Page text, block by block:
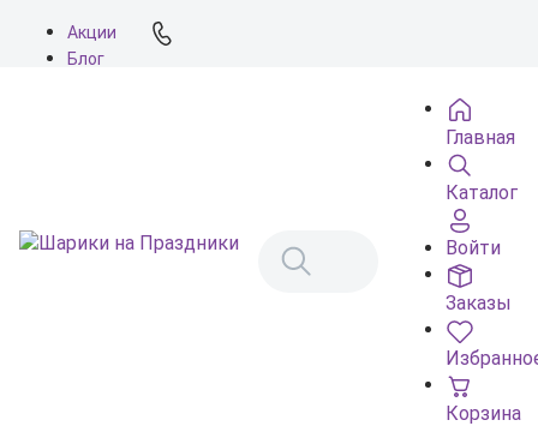
Акции
Блог
Главная
Каталог
Войти
Заказы
Корзина